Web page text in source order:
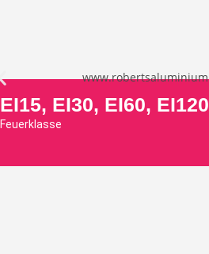
EI15, EI30, EI60, EI120
Feuerklasse